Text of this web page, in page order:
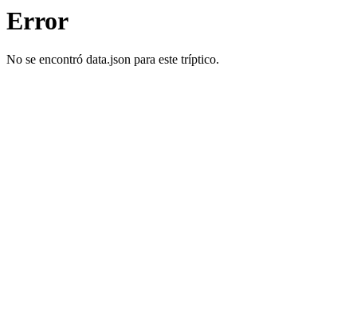
Error
No se encontró data.json para este tríptico.